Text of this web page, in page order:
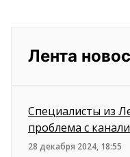
Лента
Специалисты из
проблема с
28 декабря 2024, 18:55